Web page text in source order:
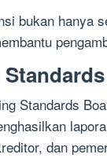
bukan hanya
Standards
dan